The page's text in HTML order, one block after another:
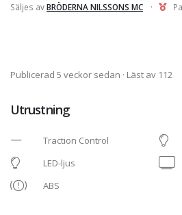
Säljes avBRÖDERNA NILSSONS MC ·
Publicerad 5 veckor sedan · Läst av 112
Utrustning
Traction Control
LED-ljus
ABS